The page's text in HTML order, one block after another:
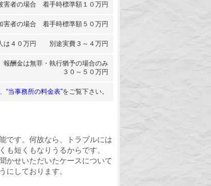
害者の場合 着手時標準額１０万円
害者の場合 着手時標準額５０万円
は４０万円 別途実費３～４万円
報酬金は無罪・執行猶予の場合のみ
３０～５０万円
“当事務所の料金表”をご覧下さい。
です。何故なら、トラブルには
も短くもなりうるからです。
かせいただいたケースについて
にしております。